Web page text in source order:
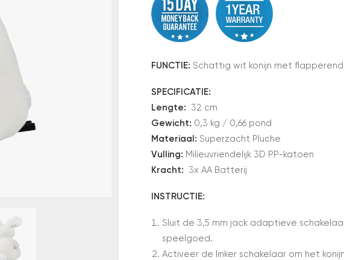
FUNCTIE: Schattig wit konijn met
SPECIFICATIE:
Lengte: 32 cm
Gewicht: 0,3 kg / 0,66 pond
Materiaal: Superzacht Pluche
Vulling: Milieuvriendelijk 3D PP-katoen
Kracht: 3x AA Batterij
INSTRUCTIE:
Sluit de 3,5 mm jack adaptieve
speelgoed.
Activeer de linker schakelaar om het